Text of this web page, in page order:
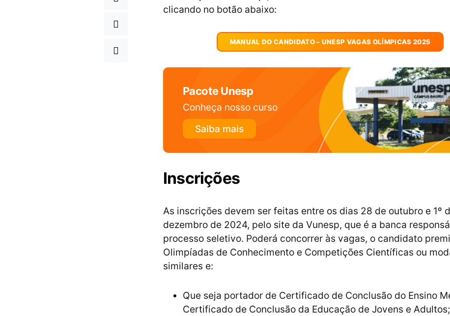
clicando no botão abaixo:
MANUAL DO CANDIDATO – UNESP VAGAS OLÍMPICAS 2025
Pacote Unesp
Conheça nosso curso
Saiba mais
Inscrições
As inscrições devem ser feitas entre os dias 28 de outubro e 1º
dezembro de 2024, pelo site da Vunesp, que é a banca
processo seletivo. Poderá concorrer às vagas, o candidato
Olimpíadas de Conhecimento e Competições Científicas ou
similares e:
Que seja portador de Certificado de Conclusão do Ensino
Certificado de Conclusão da Educação de Jovens e